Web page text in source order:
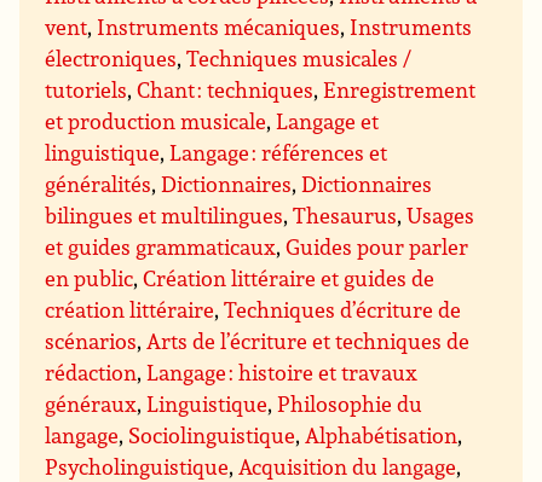
vent, Instruments mécaniques, Instruments
électroniques,Techniques musicales /
tutoriels,Chant : techniques,Enregistrement
et production musicale,Langage et
linguistique,Langage : références et
généralités,Dictionnaires,Dictionnaires
bilingues et multilingues,Thesaurus,Usages
et guides grammaticaux,Guides pour parler
en public,Création littéraire et guides de
création littéraire,Techniques d’écriture de
scénarios,Arts de l’écriture et techniques de
rédaction,Langage : histoire et travaux
généraux,Linguistique,Philosophie du
langage, Sociolinguistique,Alphabétisation,
Psycholinguistique,Acquisition du langage,